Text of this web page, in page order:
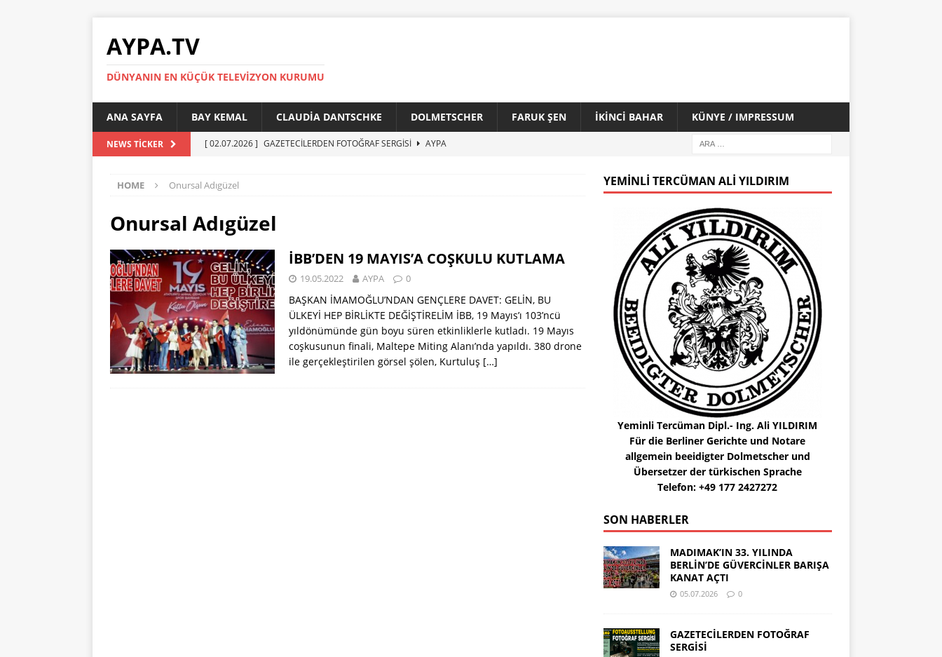
AYPA.TV
DÜNYANIN EN KÜÇÜK TELEVIZYON KURUMU
ANA SAYFA BAY KEMAL CLAUDIA DANTSCHKE DOLMETSCHER FARUK ŞEN İKİNCİ BAHAR KÜNYE / IMPRESSUM
NEWS TICKER [ 02.07.2026 ] GAZETECİLERDEN FOTOĞRAF SERGİSİ
AYPA
[ 27.05.2026 ]
[ 19.05.2026 ]
BERLİN’DE KRİTİK ZİRVE
[ 05.07.2026 ]
AYPA
HOME Onursal Adıgüzel
Onursal Adıgüzel
İBB’DEN 19 MAYIS’A COŞKULU KUTLAMA
19.05.2022 AYPA 0
BAŞKAN İMAMOĞLU’NDAN GENÇLERE DAVET: GELİN, BU
ÜLKEYİ HEP BİRLİKTE DEĞİŞTİRELİM İBB, 19 Mayıs’ı 103’ncü
yıldönümünde gün boyu süren etkinliklerle kutladı. 19 Mayıs
coşkusunun finali, Maltepe Miting Alanı’nda yapıldı. 380 drone
ile gerçekleştirilen görsel şölen, Kurtuluş […]
YEMINLI TERCÜMAN ALI YILDIRIM
Yeminli Tercüman Dipl.- Ing. Ali YILDIRIM
Für die Berliner Gerichte und Notare
allgemein beeidigter Dolmetscher und
Übersetzer der türkischen Sprache
Telefon: +49 177 2427272
SON HABERLER
MADIMAK’IN 33. YILINDA
BERLİN’DE GÜVERCİNLER BARIŞA
KANAT AÇTI
05.07.2026 0
GAZETECİLERDEN FOTOĞRAF
SERGİSİ